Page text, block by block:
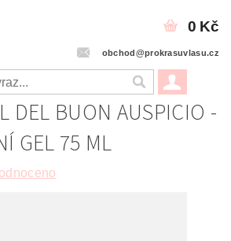
obchod@prokrasuvlasu.cz
0 Kč
DEL BUON AUSPICIO -
GEL 75 ML